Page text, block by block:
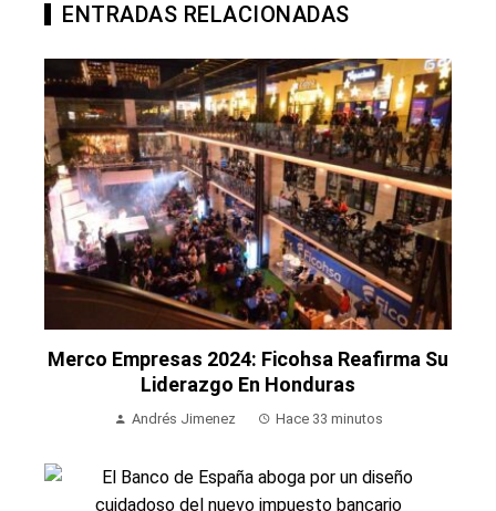
ENTRADAS RELACIONADAS
Merco Empresas 2024: Ficohsa Reafirma Su
Liderazgo En Honduras
Andrés Jimenez Hace 33 minutos